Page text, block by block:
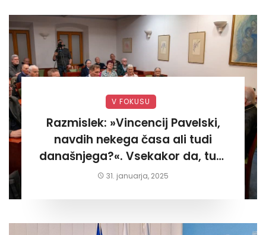
V FOKUSU
Razmislek: »Vincencij Pavelski,
navdih nekega časa ali tudi
današnjega?«. Vsekakor da, tudi
današnjega«
31. januarja, 2025